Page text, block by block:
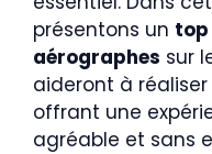
présentons un top
aérographes sur
aideront à
offrant une
agréable et sans